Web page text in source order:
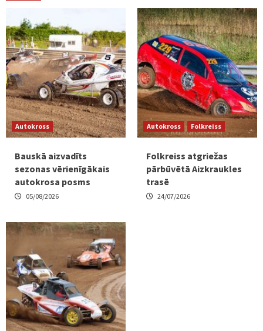
Autokross
Bauskā aizvadīts
sezonas vērienīgākais
autokrosa posms
05/08/2026
Autokross Folkreiss
Folkreiss atgriežas
pārbūvētā Aizkraukles
trasē
24/07/2026